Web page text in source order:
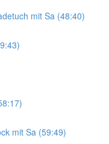
mit Sa (48:40)
mit Sa (59:49)